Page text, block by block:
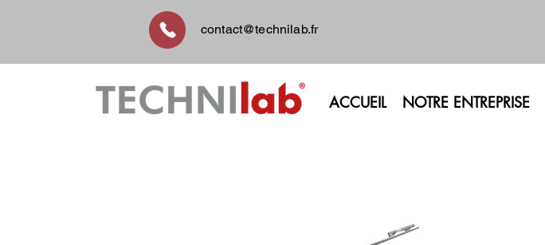
ACCUEIL NOTRE ENTREPRISE
contact@technilab.fr